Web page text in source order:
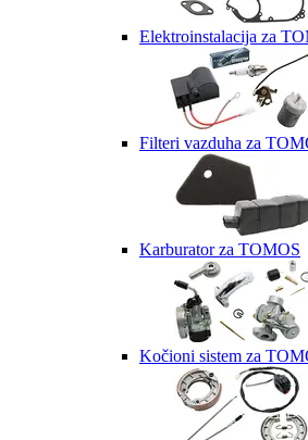
Elektroinstalacija za
Filteri vazduha za
Karburator za TOMOS
Kočioni sistem za